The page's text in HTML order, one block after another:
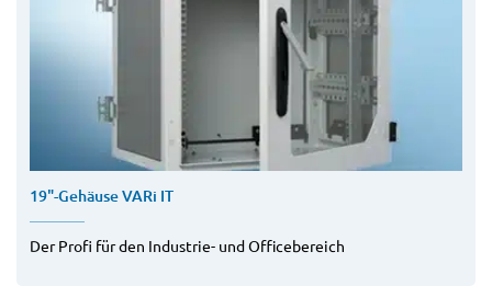
19"-Gehäuse VARi IT
Der Profi für den Industrie- und Officebereich